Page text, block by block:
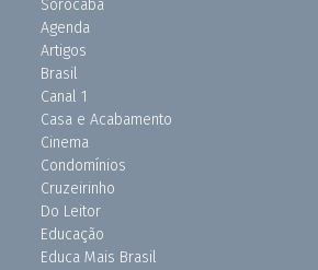
Sorocaba
Agenda
Artigos
Brasil
Canal 1
Casa e Acabamento
Cinema
Condomínios
Cruzeirinho
Do Leitor
Educação
Educa Mais Brasil